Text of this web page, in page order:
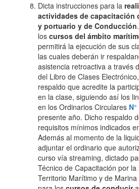
Dicta instrucciones para la
actividades de capacitación
y portuario y de Conducción
los cursos del ámbito
permitirá la ejecución de sus
las cuales deberán ir
asistencia retroactiva a través
del Libro de Clases
respaldo que acredite la
en la clase, siguiendo así los
en los Ordinarios Circulares
presente año. Dicho respaldo
requisitos mínimos indicados
Además al momento de la
adjuntar el ordinario que
curso vía streaming, dictado
Técnico de Capacitación por
Territorio Marítimo y de